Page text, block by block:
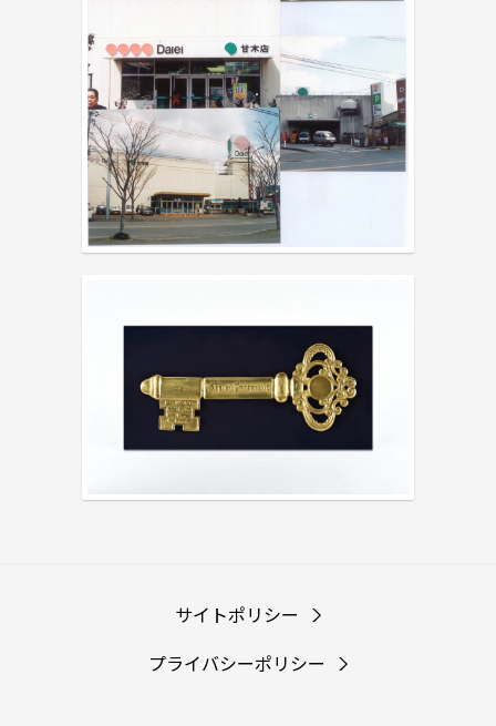
サイトポリシー
プライバシーポリシー